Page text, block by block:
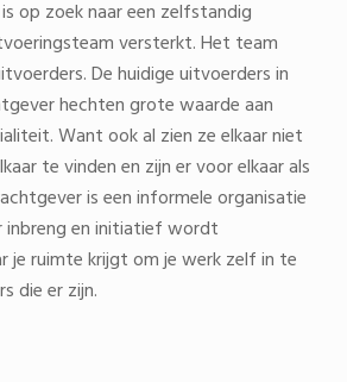
op zoek naar een zelfstandig
versterkt. Het team
De huidige uitvoerders in
hechten grote waarde aan
Want ook al zien ze elkaar niet
te vinden en zijn er voor elkaar als
is een informele organisatie
inbreng en initiatief wordt
je ruimte krijgt om je werk zelf in te
die er zijn.